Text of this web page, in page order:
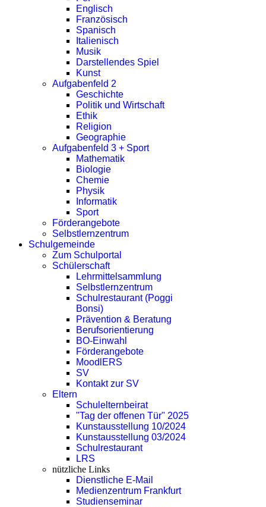
Englisch
Französisch
Spanisch
Italienisch
Musik
Darstellendes Spiel
Kunst
Aufgabenfeld 2
Geschichte
Politik und Wirtschaft
Ethik
Religion
Geographie
Aufgabenfeld 3 + Sport
Mathematik
Biologie
Chemie
Physik
Informatik
Sport
Förderangebote
Selbstlernzentrum
Schulgemeinde
Zum Schulportal
Schülerschaft
Lehrmittelsammlung
Selbstlernzentrum
Schulrestaurant (Poggi
Bonsi)
Prävention & Beratung
Berufsorientierung
BO-Einwahl
Förderangebote
MoodlERS
SV
Kontakt zur SV
Eltern
Schulelternbeirat
"Tag der offenen Tür" 2025
Kunstausstellung 10/2024
Kunstausstellung 03/2024
Schulrestaurant
LRS
nützliche Links
Dienstliche E-Mail
Medienzentrum Frankfurt
Studienseminar